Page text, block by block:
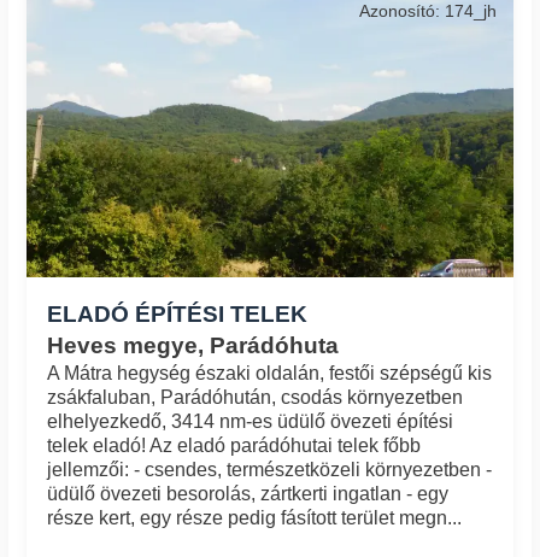
ELADÓ ÉPÍTÉSI TELEK
Heves megye, Parádóhuta
Azonosító: 174_jh
A Mátra hegység északi oldalán, festői szépségű kis
zsákfaluban, Parádóhután, csodás környezetben
elhelyezkedő, 3414 nm-es üdülő övezeti építési
telek eladó! Az eladó parádóhutai telek főbb
jellemzői: - csendes, természetközeli környezetben -
üdülő övezeti besorolás, zártkerti ingatlan - egy
része kert, egy része pedig fásított terület megn...